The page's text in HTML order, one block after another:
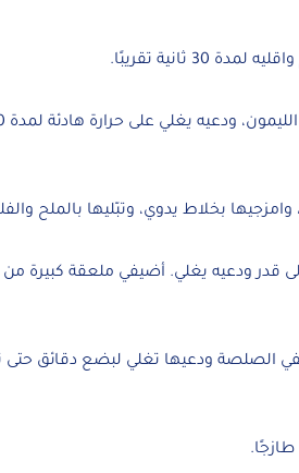
ثانية تقريبًا.
بخلاط يدوي، وتبّليها بالملح
قدر ودعيه يغلي. أضيفي ملعقة كبيرة
الصلصة ودعيها تغلي لبضع دقائق